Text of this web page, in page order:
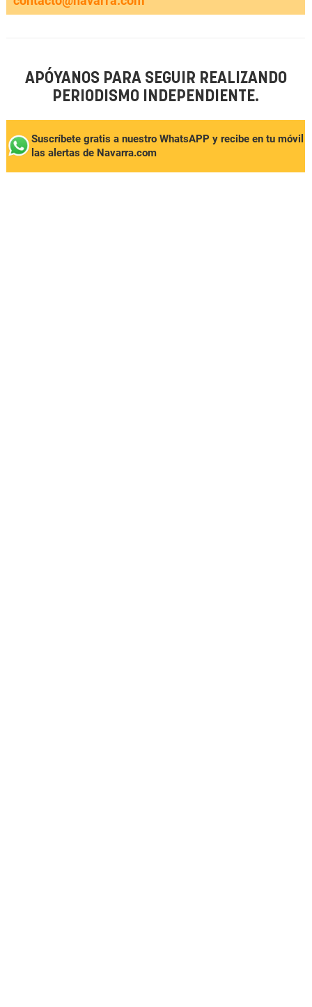
APÓYANOS PARA SEGUIR REALIZANDO
PERIODISMO INDEPENDIENTE.
Suscríbete gratis a nuestro WhatsAPP y recibe en tu móvil
las alertas de Navarra.com